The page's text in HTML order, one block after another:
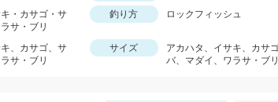
・カサゴ・サ
サ・ブリ
釣り方 ロックフィッシュ
、カサゴ、サ
サ・ブリ
サイズ
アカハタ、イサキ、カサ
バ、マダイ、ワラサ・ブリ